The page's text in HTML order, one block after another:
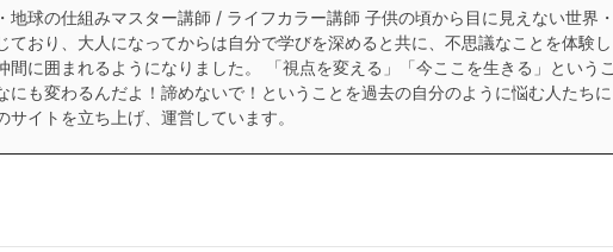
地球の仕組みマスター講師 / ライフカラー講師 子供の頃から目に見えない世界・
ており、大人になってからは自分で学びを深めると共に、不思議なことを体験し
間に囲まれるようになりました。 「視点を変える」「今ここを生きる」というこ
にも変わるんだよ！諦めないで！ということを過去の自分のように悩む人たちに
サイトを立ち上げ、運営しています。